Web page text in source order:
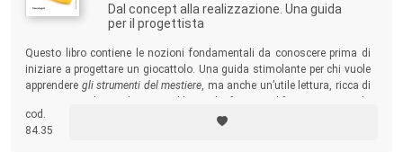
Dal concept alla realizzazione. Una guida
per il progettista
Questo libro contiene le nozioni fondamentali da conoscere prima di
iniziare a progettare un giocattolo. Una guida stimolante per chi vuole
apprendere gli strumenti del mestiere, ma anche un’utile lettura, ricca di
dei bambini e dell’educazione.
cod.
84.35